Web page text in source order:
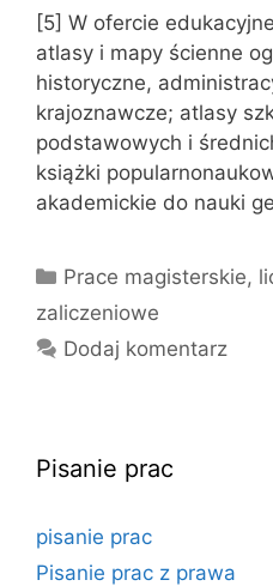
[5] W ofercie
atlasy i mapy ścienne
historyczne,
krajoznawcze; atlasy
podstawowych i
książki
akademickie do nauki
Kategorie
Prace magisterskie,
zaliczeniowe
Dodaj komentarz
Pisanie prac
pisanie prac
Pisanie prac z prawa